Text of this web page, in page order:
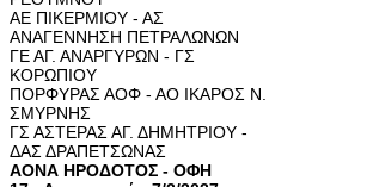
ΑΕ ΠΙΚΕΡΜΙΟΥ - ΑΣ
ΑΝΑΓΕΝΝΗΣΗ ΠΕΤΡΑΛΩΝΩΝ
ΓΕ ΑΓ. ΑΝΑΡΓΥΡΩΝ - ΓΣ
ΚΟΡΩΠΙΟΥ
ΠΟΡΦΥΡΑΣ ΑΟΦ - ΑΟ ΙΚΑΡΟΣ Ν.
ΣΜΥΡΝΗΣ
ΓΣ ΑΣΤΕΡΑΣ ΑΓ. ΔΗΜΗΤΡΙΟΥ -
ΔΑΣ ΔΡΑΠΕΤΣΩΝΑΣ
ΑΟΝΑ ΗΡΟΔΟΤΟΣ - ΟΦΗ